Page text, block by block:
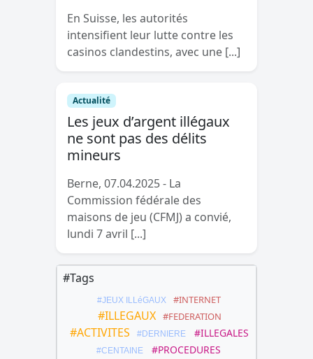
En Suisse, les autorités
intensifient leur lutte contre les
casinos clandestins, avec une [...]
Actualité
Les jeux d’argent illégaux
ne sont pas des délits
mineurs
Berne, 07.04.2025 - La
Commission fédérale des
maisons de jeu (CFMJ) a convié,
lundi 7 avril [...]
#Tags
#JEUX ILLéGAUX #INTERNET
#ILLEGAUX #FEDERATION
#ACTIVITES #DERNIERE #ILLEGALES
#CENTAINE #PROCEDURES